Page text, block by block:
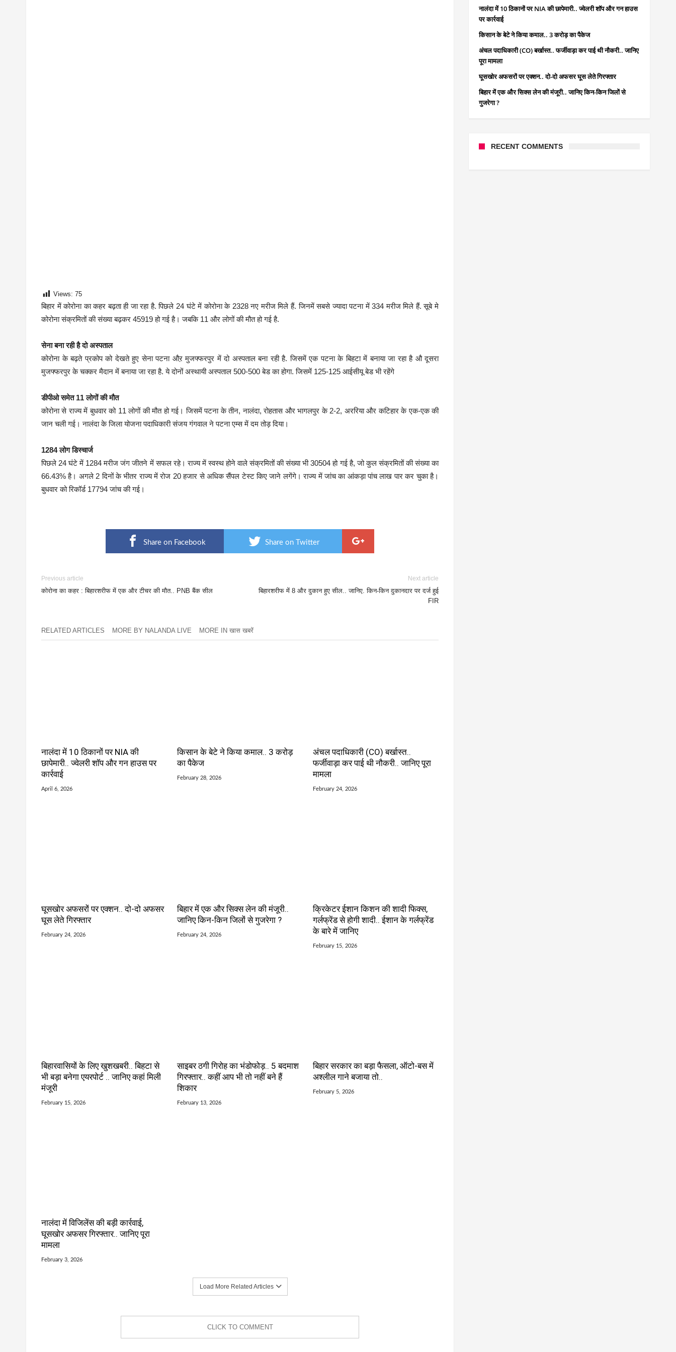
Views: 75
बिहार में कोरोना का कहर बढ़ता ही जा रहा है. पिछले 24 घंटे में कोरोना के 2328 नए मरीज मिले हैं. जिनमें सबसे ज्यादा पटना में 334 मरीज मिले हैं. सूबे मे
कोरोना संक्रमितों की संख्या बढ़कर 45919 हो गई है। जबकि 11 और लोगों की मौत हो गई है.
सेना बना रही है दो अस्पताल
कोरोना के बढ़ते प्रकोप को देखते हुए सेना पटना औऱ मुजफ्फरपुर में दो अस्पताल बना रही है. जिसमें एक पटना के बिहटा में बनाया जा रहा है औ दूसरा
मुजफ्फरपुर के चक्कर मैदान में बनाया जा रहा है. ये दोनों अस्थायी अस्पताल 500-500 बेड का होगा. जिसमें 125-125 आईसीयू बेड भी रहेंगे
डीपीओ समेत 11 लोगों की मौत
कोरोना से राज्य में बुधवार को 11 लोगों की मौत हो गई। जिसमें पटना के तीन, नालंदा, रोहतास और भागलपुर के 2-2, अररिया और कटिहार के एक-एक की
जान चली गई। नालंदा के जिला योजना पदाधिकारी संजय गंगवाल ने पटना एम्स में दम तोड़ दिया।
1284 लोग डिस्चार्ज
पिछले 24 घंटे में 1284 मरीज जंग जीतने में सफल रहे। राज्य में स्वस्थ होने वाले संक्रमितों की संख्या भी 30504 हो गई है, जो कुल संक्रमितों की संख्या का
66.43% है। अगले 2 दिनों के भीतर राज्य में रोज 20 हजार से अधिक सैंपल टेस्ट किए जाने लगेंगे। राज्य में जांच का आंकड़ा पांच लाख पार कर चुका है।
बुधवार को रिकॉर्ड 17794 जांच की गई।
Share on Facebook Share on Twitter
Previous article
कोरोना का कहर : बिहारशरीफ में एक और टीचर की मौत.. PNB बैंक सील
Next article
बिहारशरीफ में 8 और दुकान हुए सील.. जानिए. किन-किन दुकानदार पर दर्ज हुई
FIR
RELATED ARTICLES MORE BY NALANDA LIVE MORE IN खास खबरें
नालंदा में 10 ठिकानों पर NIA की
छापेमारी.. ज्वेलरी शॉप और गन हाउस पर
कार्रवाई
April 6, 2026
किसान के बेटे ने किया कमाल.. 3 करोड़
का पैकेज
February 28, 2026
अंचल पदाधिकारी (CO) बर्खास्त..
फर्जीवाड़ा कर पाई थी नौकरी.. जानिए पूरा
मामला
February 24, 2026
घूसखोर अफसरों पर एक्शन.. दो-दो अफसर
घूस लेते गिरफ्तार
February 24, 2026
बिहार में एक और सिक्स लेन की मंजूरी..
जानिए किन-किन जिलों से गुजरेगा ?
February 24, 2026
क्रिकेटर ईशान किशन की शादी फिक्स,
गर्लफ्रेंड से होगी शादी.. ईशान के गर्लफ्रेंड
के बारे में जानिए
February 15, 2026
बिहारवासियों के लिए खुशखबरी.. बिहटा से
भी बड़ा बनेगा एयरपोर्ट .. जानिए कहां मिली
मंजूरी
February 15, 2026
साइबर ठगी गिरोह का भंडोफोड़.. 5 बदमाश
गिरफ्तार.. कहीं आप भी तो नहीं बने हैं
शिकार
February 13, 2026
बिहार सरकार का बड़ा फैसला, ऑटो-बस में
अश्लील गाने बजाया तो..
February 5, 2026
नालंदा में विजिलेंस की बड़ी कार्रवाई,
घूसखोर अफसर गिरफ्तार.. जानिए पूरा
मामला
February 3, 2026
Load More Related Articles
CLICK TO COMMENT
नालंदा में 10 ठिकानों पर NIA की छापेमारी.. ज्वेलरी शॉप और गन हाउस
पर कार्रवाई
किसान के बेटे ने किया कमाल.. 3 करोड़ का पैकेज
अंचल पदाधिकारी (CO) बर्खास्त.. फर्जीवाड़ा कर पाई थी नौकरी.. जानिए
पूरा मामला
घूसखोर अफसरों पर एक्शन.. दो-दो अफसर घूस लेते गिरफ्तार
बिहार में एक और सिक्स लेन की मंजूरी.. जानिए किन-किन जिलों से
गुजरेगा ?
RECENT COMMENTS